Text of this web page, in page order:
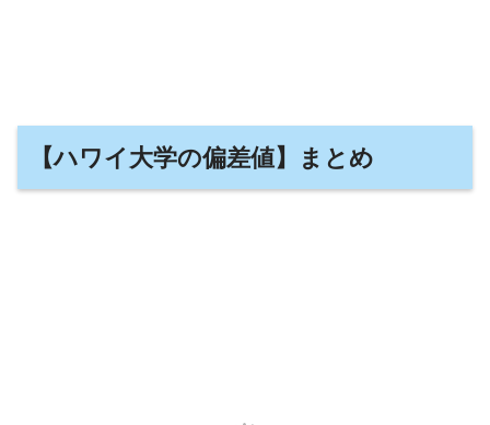
【ハワイ大学の偏差値】まとめ